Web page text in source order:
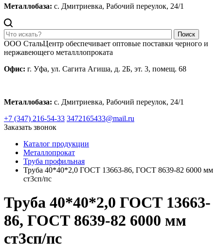
Металлобаза: с. Дмитриевка, Рабочий переулок, 24/1
Поиск
ООО СтальЦентр обеспечивает оптовые поставки черного и
нержавеющего металллопроката
Офис: г. Уфа, ул. Сагита Агиша, д. 2Б, эт. 3, помещ. 68
Металлобаза: с. Дмитриевка, Рабочий переулок, 24/1
+7 (347) 216-54-33 3472165433@mail.ru
Заказать звонок
Каталог продукции
Металлопрокат
Труба профильная
Труба 40*40*2,0 ГОСТ 13663-86, ГОСТ 8639-82 6000 мм
ст3сп/пс
Труба 40*40*2,0 ГОСТ 13663-
86, ГОСТ 8639-82 6000 мм
ст3сп/пс